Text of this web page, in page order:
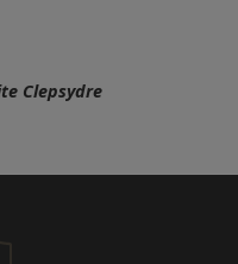
Clepsydre